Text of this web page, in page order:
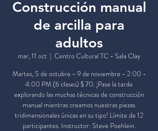
Construcción manual
de arcilla para
adultos
mar, 11 oct
  |
Centro Cultural TC - Sala Clay
Martes, 5 de octubre - 9 de noviembre - 2:00 -
4:00 PM (6 clases) $ 70. ¡Pase la tarde
explorando las muchas técnicas de construcción
manual mientras creamos nuestras piezas
tridimensionales únicas en su tipo! Límite de 12
participantes. Instructor: Steve Poehlein.